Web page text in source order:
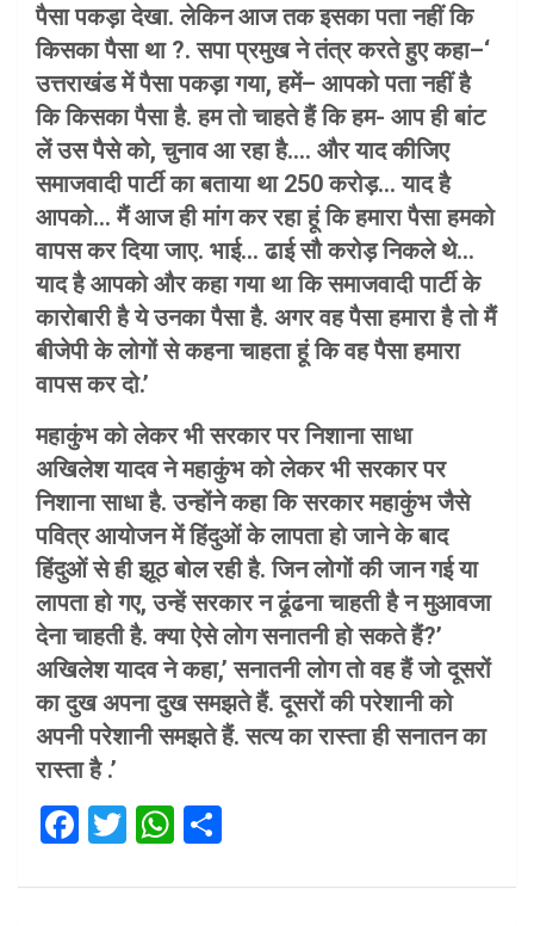
पैसा पकड़ा देखा. लेकिन आज तक इसका पता नहीं कि
किसका पैसा था ?. सपा प्रमुख ने तंत्र करते हुए कहा–‘
उत्तराखंड में पैसा पकड़ा गया, हमें– आपको पता नहीं है
कि किसका पैसा है. हम तो चाहते हैं कि हम- आप ही बांट
लें उस पैसे को, चुनाव आ रहा है…. और याद कीजिए
समाजवादी पार्टी का बताया था 250 करोड़… याद है
आपको… मैं आज ही मांग कर रहा हूं कि हमारा पैसा हमको
वापस कर दिया जाए. भाई… ढाई सौ करोड़ निकले थे…
याद है आपको और कहा गया था कि समाजवादी पार्टी के
कारोबारी है ये उनका पैसा है. अगर वह पैसा हमारा है तो मैं
बीजेपी के लोगों से कहना चाहता हूं कि वह पैसा हमारा
वापस कर दो.’
महाकुंभ को लेकर भी सरकार पर निशाना साधा
अखिलेश यादव ने महाकुंभ को लेकर भी सरकार पर
निशाना साधा है. उन्होंने कहा कि सरकार महाकुंभ जैसे
पवित्र आयोजन में हिंदुओं के लापता हो जाने के बाद
हिंदुओं से ही झूठ बोल रही है. जिन लोगों की जान गई या
लापता हो गए, उन्हें सरकार न ढूंढना चाहती है न मुआवजा
देना चाहती है. क्या ऐसे लोग सनातनी हो सकते हैं?’
अखिलेश यादव ने कहा,’ सनातनी लोग तो वह हैं जो दूसरों
का दुख अपना दुख समझते हैं. दूसरों की परेशानी को
अपनी परेशानी समझते हैं. सत्य का रास्ता ही सनातन का
रास्ता है .’
F
ce
T
tt
W
at ar